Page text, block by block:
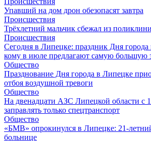
Упавший на дом дрон обезопасят завтра
Происшествия
Трёхлетний мальчик сбежал из
Происшествия
Сегодня в Липецке: праздник Дня города
кому в июле предлагают самую большую
Общество
Празднование Дня города в Липецке
отбоя воздушной тревоги
Общество
На двенадцати АЗС Липецкой области с
заправлять только спецтранспорт
Общество
«БМВ» опрокинулся в Липецке: 21-
больнице